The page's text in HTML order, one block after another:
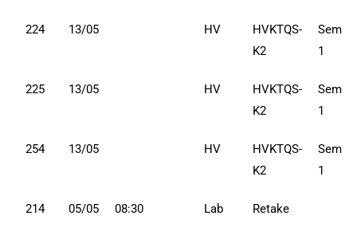
224 13/05 HV
HVKTQS-
K2
Sem
1
225 13/05 HV
HVKTQS-
K2
Sem
1
254 13/05 HV
HVKTQS-
K2
Sem
1
214 05/05 08:30 Lab Retake